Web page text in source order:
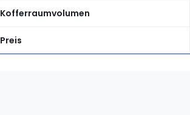
Kofferraumvolumen
Preis